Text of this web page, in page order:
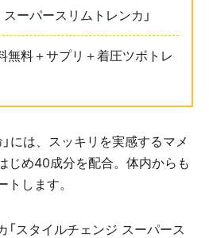
ーパースリムトレンカ」
無料＋サプリ＋着圧ツボトレ
には、スッキリを実感するマメ
じめ40成分を配合。体内からも
します。
「スタイルチェンジ スーパース